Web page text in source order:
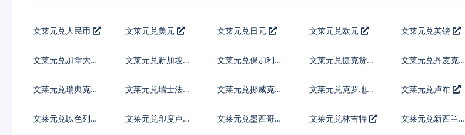
文莱元兑人民币 文莱元兑美元 文莱元兑日元 文莱元兑欧元 文莱元兑英镑
文莱元兑加拿大元 文莱元兑新加坡元
文莱元兑保加利亚
文莱元兑捷克货币 文莱元兑丹麦克朗
文莱元兑瑞典克朗 文莱元兑瑞士法郎 文莱元兑挪威克朗
文莱元兑克罗地亚
文莱元兑卢布
文莱元兑以色列谢
文莱元兑印度卢比
文莱元兑墨西哥比
文莱元兑林吉特 文莱元兑新西兰元